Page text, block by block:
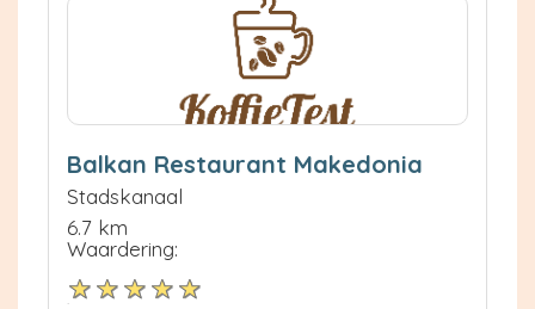
Balkan Restaurant Makedonia
Stadskanaal
6.7 km
Waardering: